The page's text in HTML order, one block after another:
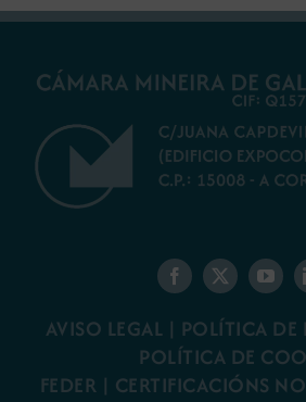
AVISO LEGAL | POLÍTICA DE
POLÍTICA DE
FEDER | CERTIFICACIÓNS